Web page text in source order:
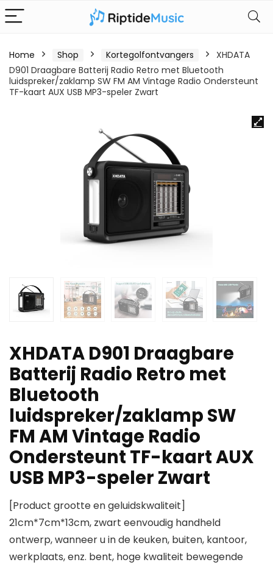
Home Shop Kortegolfontvangers
XHDATA
D901 Draagbare Batterij Radio Retro met Bluetooth
luidspreker/zaklamp SW FM AM Vintage Radio Ondersteunt
TF-kaart AUX USB MP3-speler Zwart
XHDATA D901 Draagbare
Batterij Radio Retro met
Bluetooth
luidspreker/zaklamp SW
FM AM Vintage Radio
Ondersteunt TF-kaart AUX
USB MP3-speler Zwart
[Product grootte en geluidskwaliteit]
21cm*7cm*13cm, zwart eenvoudig handheld
ontwerp, wanneer u in de keuken, buiten, kantoor,
werkplaats, enz. bent, hoge kwaliteit bewegende